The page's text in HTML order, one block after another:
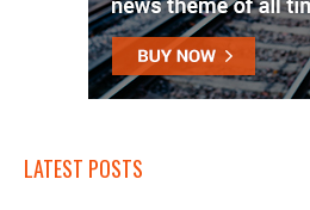
LATEST POSTS